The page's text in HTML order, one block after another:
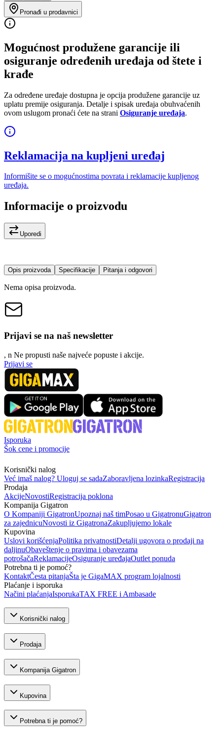
Pronađi u prodavnici
Mogućnost produžene garancije ili
osiguranje određenih uređaja od štete i
krađe
Za određene uređaje dostupna je opcija produžene garancije uz
uplatu premije osiguranja. Detalje i spisak uređaja obuhvaćenih
ovom uslugom pronaći ćete na strani Osiguranje uređaja.
Reklamacija na kupljeni uređaj
Informišite se o mogućnostima povrata i reklamacije kupljenog
uređaja.
Informacije o proizvodu
Uporedi
Opis proizvoda Specifikacije Pitanja i odgovori
Nema opisa proizvoda.
Prijavi se na naš newsletter
, n Ne propusti naše najveće popuste i akcije.
Prijavi se
Isporuka
Šok cene i promocije
Korisnički nalog
Već imaš nalog? Uloguj se sadaZaboravljena lozinkaRegistracija
Prodaja
AkcijeNovostiRegistracija poklona
Kompanija Gigatron
O Kompaniji GigatronUpoznaj naš timPosao u GigatronuGigatron
za zajednicuNovosti iz GigatronaZakupljujemo lokale
Kupovina
Uslovi korišćenjaPolitika privatnostiDetalji ugovora o prodaji na
daljinuObaveštenje o pravima i obavezama
potrošačaReklamacijeOsiguranje uređajaOutlet ponuda
Potrebna ti je pomoć?
KontaktČesta pitanjaŠta je GigaMAX program lojalnosti
Plaćanje i isporuka
Načini plaćanjaIsporukaTAX FREE i Ambasade
Korisnički nalog
Prodaja
Kompanija Gigatron
Kupovina
Potrebna ti je pomoć?